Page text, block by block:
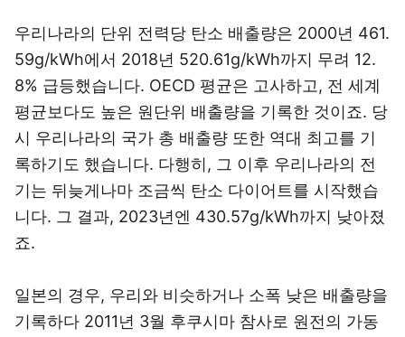
우리나라의 단위 전력당 탄소 배출량은 2000년 461.
59g/kWh에서 2018년 520.61g/kWh까지 무려 12.
8% 급등했습니다. OECD 평균은 고사하고, 전 세계
평균보다도 높은 원단위 배출량을 기록한 것이죠. 당
시 우리나라의 국가 총 배출량 또한 역대 최고를 기
록하기도 했습니다. 다행히, 그 이후 우리나라의 전
기는 뒤늦게나마 조금씩 탄소 다이어트를 시작했습
니다. 그 결과, 2023년엔 430.57g/kWh까지 낮아졌
죠.
일본의 경우, 우리와 비슷하거나 소폭 낮은 배출량을
기록하다 2011년 3월 후쿠시마 참사로 원전의 가동